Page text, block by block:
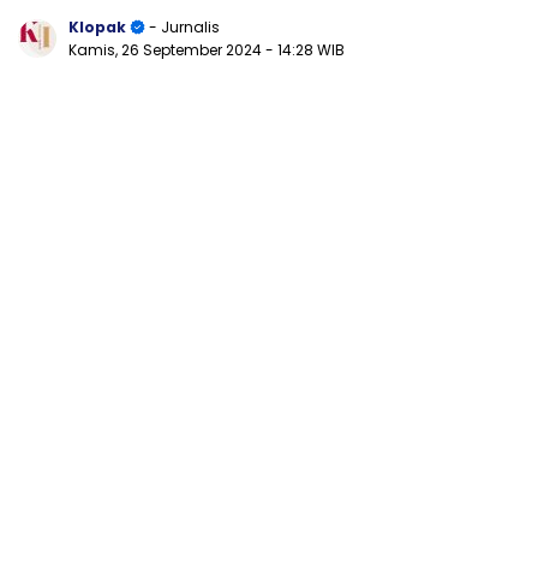
Klopak
- Jurnalis
Kamis, 26 September 2024- 14:28 WIB